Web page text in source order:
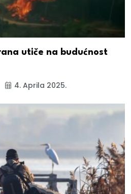
utiče na budućnost
4. Aprila 2025.